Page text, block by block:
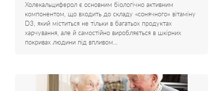
Холекальциферол є основним біологічно активним
компонентом, що входить до складу «сонячного» вітаміну
D3, який міститься не тільки в багатьох продуктах
харчування, але й самостійно виробляється в шкірних
покривах людини під впливом…